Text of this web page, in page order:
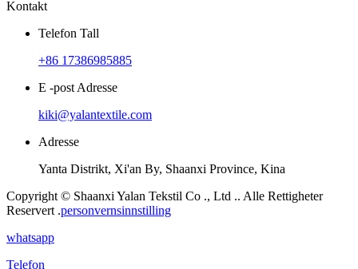
Kontakt
Telefon Tall
+86 17386985885
E -post Adresse
kiki@yalantextile.com
Adresse
Yanta Distrikt, Xi'an By, Shaanxi Province, Kina
Copyright © Shaanxi Yalan Tekstil Co ., Ltd .. Alle Rettigheter
Reservert .personvernsinnstilling
whatsapp
Telefon